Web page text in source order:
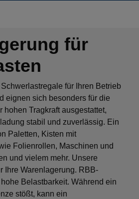
für
für Ihren Betrieb
eignen sich besonders für die
hohen Tragkraft ausgestattet,
stabil und zuverlässig. Ein
Paletten, Kisten mit
Folienrollen, Maschinen und
und vielem mehr. Unsere
Ihre Warenlagerung. RBB-
Belastbarkeit. Während ein
stößt, kann ein